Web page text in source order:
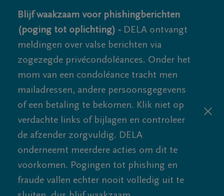
Blijf waakzaam voor phishingberichten
(poging tot oplichting) - DELA ontvangt
meldingen over valse berichten via
zogezegde privécondoléances. Onder het
mom van een condoléance tracht men
mailadressen, andere persoonsgegevens
of een betaling te bekomen. Klik niet op
verdachte links of bijlagen en controleer
de afzender zorgvuldig. DELA
onderneemt meerdere acties om dit te
voorkomen. Pogingen tot phishing en
fraude vallen echter nooit volledig uit te